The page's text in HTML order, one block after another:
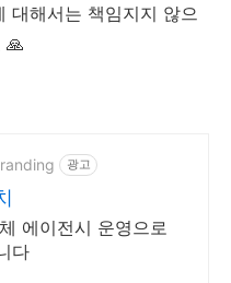
대해서는 책임지지 않으
🙏
광고
에이전시 운영으로
다